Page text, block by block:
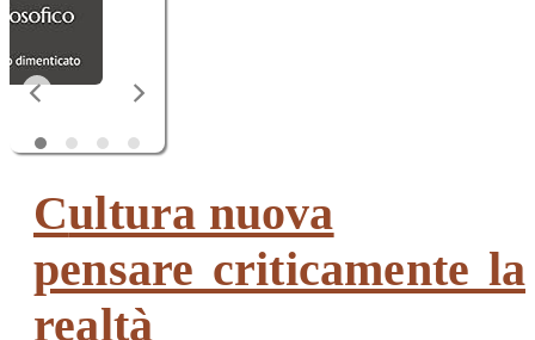
Da non perdere
contro falsi sensi
Cultura nuova
pensare criticamente la
realtà